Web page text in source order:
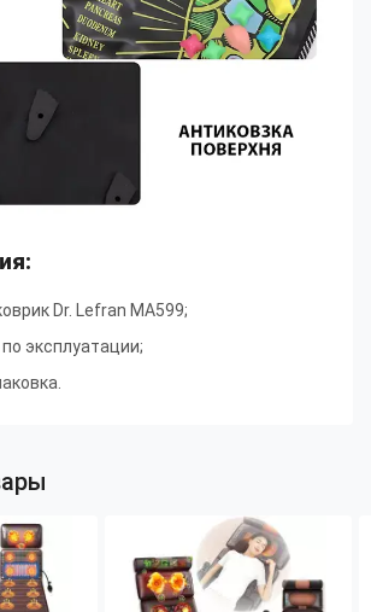
Dr. Lefran MA599;
эксплуатации;